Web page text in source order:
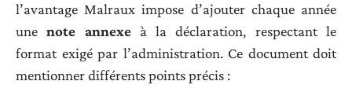
l’avantage Malraux impose d’ajouter chaque année
unenote annexeà la déclaration, respectant le
format exigé par l’administration. Ce document doit
mentionner différents points précis :